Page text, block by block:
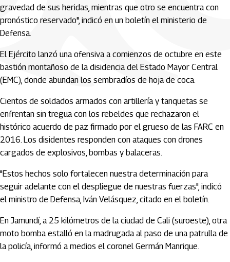
gravedad de sus heridas, mientras que otro se encuentra con
pronóstico reservado", indicó en un boletín el ministerio de
Defensa.
El Ejército lanzó una ofensiva a comienzos de octubre en este
bastión montañoso de la disidencia del Estado Mayor Central
(EMC), donde abundan los sembradíos de hoja de coca.
Cientos de soldados armados con artillería y tanquetas se
enfrentan sin tregua con los rebeldes que rechazaron el
histórico acuerdo de paz firmado por el grueso de las FARC en
2016. Los disidentes responden con ataques con drones
cargados de explosivos, bombas y balaceras.
"Estos hechos solo fortalecen nuestra determinación para
seguir adelante con el despliegue de nuestras fuerzas", indicó
el ministro de Defensa, Iván Velásquez, citado en el boletín.
En Jamundí, a 25 kilómetros de la ciudad de Cali (suroeste), otra
moto bomba estalló en la madrugada al paso de una patrulla de
la policía, informó a medios el coronel Germán Manrique.